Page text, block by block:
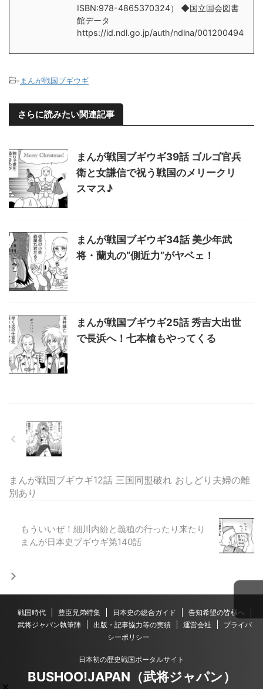
ISBN:978-4865370324） ◆国立国会図書
館データ
https://id.ndl.go.jp/auth/ndlna/001200494
-まんが戦国ブギウギ
さらに読みたい関連記事
まんが戦国ブギウギ39話 ゴルゴ官兵
衛と女謙信で祝う戦国のメリークリ
スマス♪
まんが戦国ブギウギ34話 美少年武
将・蘭丸の“側近力”がヤベェ！
まんが戦国ブギウギ25話 秀吉大出世
で長浜へ！七本槍もやってくる
まんが戦国ブギウギ12話 三国同盟破れ おしどり夫婦の離
別あり
もういいぜ！細川内紛と義稙の行ったり来たり
まんが日本史ブギウギ第140話
戦国時代 豊臣兄弟特集 日本史の総合ガイド
告知希望の皆様へ
武将ジャパン執筆陣
出版・記事協力等の実績 運営会社
プライバ
シーポリシー
日本初の歴史戦国ポータルサイト
BUSHOO!JAPAN（武将ジャパン）